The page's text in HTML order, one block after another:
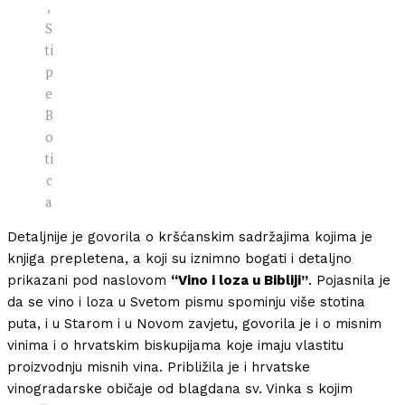
,
S
ti
p
e
B
o
ti
c
a
Detaljnije je govorila o kršćanskim sadržajima kojima je
knjiga prepletena, a koji su iznimno bogati i detaljno
prikazani pod naslovom “Vino i loza u Bibliji”. Pojasnila je
da se vino i loza u Svetom pismu spominju više stotina
puta, i u Starom i u Novom zavjetu, govorila je i o misnim
vinima i o hrvatskim biskupijama koje imaju vlastitu
proizvodnju misnih vina. Približila je i hrvatske
vinogradarske običaje od blagdana sv. Vinka s kojim